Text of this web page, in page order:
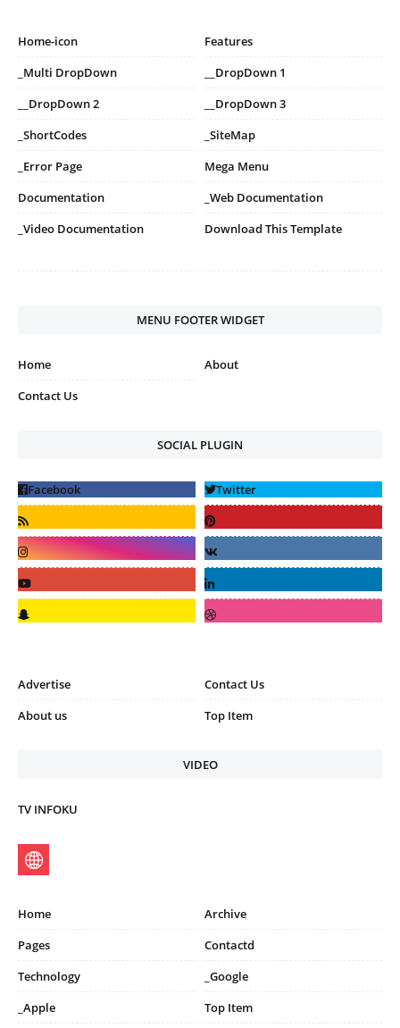
Home-icon
Features
_Multi DropDown
__DropDown 1
__DropDown 2
__DropDown 3
_ShortCodes
_SiteMap
_Error Page
Mega Menu
Documentation
_Web Documentation
_Video Documentation
Download This Template
MENU FOOTER WIDGET
Home
About
Contact Us
SOCIAL PLUGIN
Advertise
Contact Us
About us
Top Item
VIDEO
TV INFOKU
Home
Archive
Pages
Contactd
Technology
_Google
_Apple
Top Item